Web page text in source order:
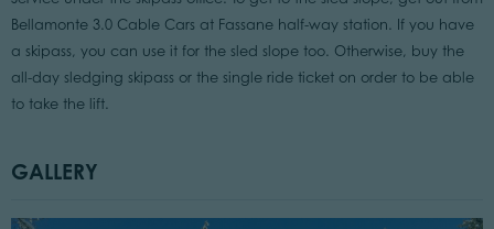
Bellamonte 3.0 Cable Cars at Fassane half-way station. If you have
a skipass, you can use it for the sled slope too. Otherwise, buy the
all-day sledging skipass or the single ride ticket on order to be able
to take the lift.
GALLERY